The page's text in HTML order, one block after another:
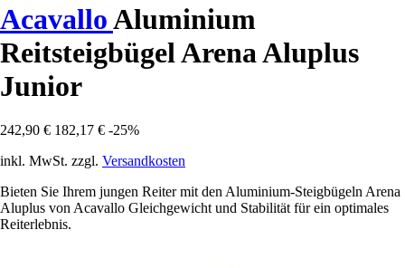
AcavalloAluminium
Reitsteigbügel Arena Aluplus
Junior
242,90 € 182,17 € -25%
inkl. MwSt. zzgl. Versandkosten
Bieten Sie Ihrem jungen Reiter mit den Aluminium-Steigbügeln Arena
Aluplus von Acavallo Gleichgewicht und Stabilität für ein optimales
Reiterlebnis.